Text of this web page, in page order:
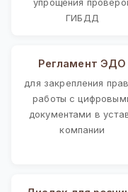
ГИБДД
Регламент ЭДО
для закрепления
работы с
документами в
компании